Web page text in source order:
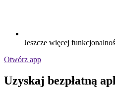
Jeszcze więcej
Otwórz app
Uzyskaj bezpłatną